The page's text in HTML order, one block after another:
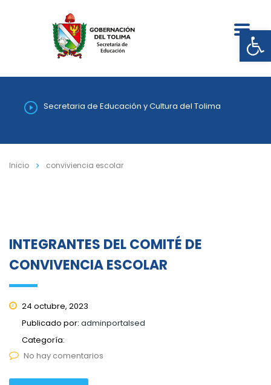
Secretaria de Educación y Cultura del Tolima
Inicio conviviencia escolar
INTEGRANTES DEL COMITÉ DE
CONVIVENCIA ESCOLAR
24 octubre, 2023
Publicado por: adminportalsed
Categoría:
No hay comentarios